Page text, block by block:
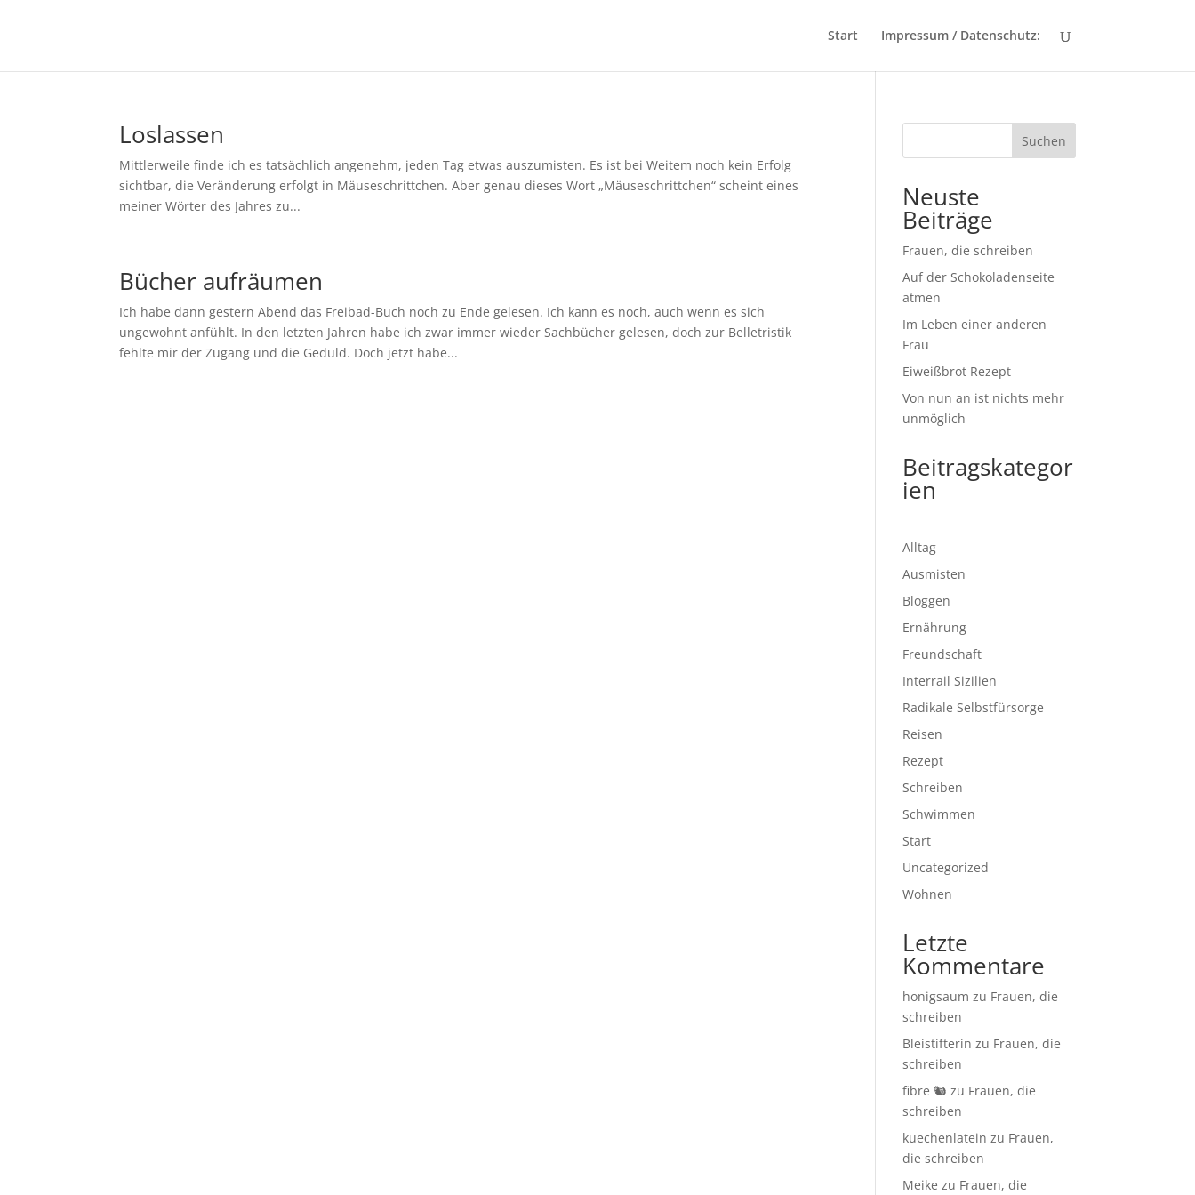
Start Impressum / Datenschutz:
Loslassen
Mittlerweile finde ich es tatsächlich angenehm, jeden Tag etwas auszumisten. Es ist bei Weitem noch kein Erfolg
sichtbar, die Veränderung erfolgt in Mäuseschrittchen. Aber genau dieses Wort „Mäuseschrittchen“ scheint eines
meiner Wörter des Jahres zu...
Bücher aufräumen
Ich habe dann gestern Abend das Freibad-Buch noch zu Ende gelesen. Ich kann es noch, auch wenn es sich
ungewohnt anfühlt. In den letzten Jahren habe ich zwar immer wieder Sachbücher gelesen, doch zur Belletristik
fehlte mir der Zugang und die Geduld. Doch jetzt habe...
Suchen
Neuste
Beiträge
Frauen, die schreiben
Auf der Schokoladenseite
atmen
Im Leben einer anderen
Frau
Eiweißbrot Rezept
Von nun an ist nichts mehr
unmöglich
Beitragskategor
ien
Alltag
Ausmisten
Bloggen
Ernährung
Freundschaft
Interrail Sizilien
Radikale Selbstfürsorge
Reisen
Rezept
Schreiben
Schwimmen
Start
Uncategorized
Wohnen
Letzte
Kommentare
honigsaum zu Frauen, die
schreiben
Bleistifterin zu Frauen, die
schreiben
fibre 🐿 zu Frauen, die
schreiben
kuechenlatein zu Frauen,
die schreiben
Meike zu Frauen, die